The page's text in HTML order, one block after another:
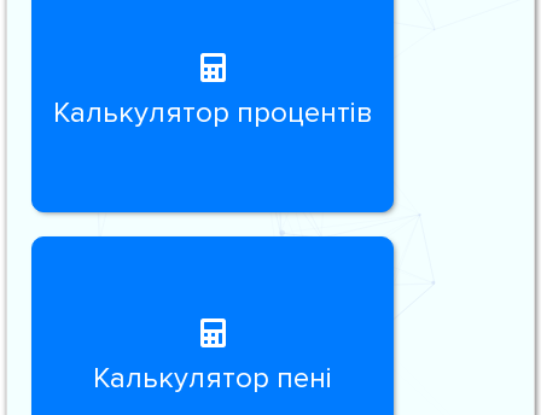
Калькулятор процентів
Калькулятор пені